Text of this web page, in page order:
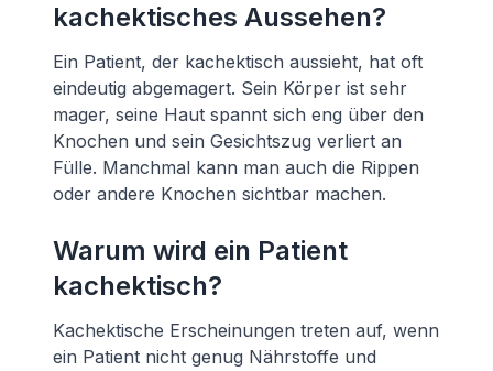
kachektisches Aussehen?
Ein Patient, der kachektisch aussieht, hat oft
eindeutig abgemagert. Sein Körper ist sehr
mager, seine Haut spannt sich eng über den
Knochen und sein Gesichtszug verliert an
Fülle. Manchmal kann man auch die Rippen
oder andere Knochen sichtbar machen.
Warum wird ein Patient
kachektisch?
Kachektische Erscheinungen treten auf, wenn
ein Patient nicht genug Nährstoffe und